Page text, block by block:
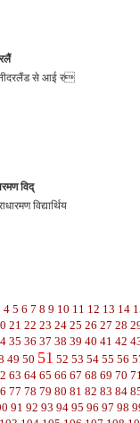
नीदरलैंड से आई र
विद्
विद्यार्थिय
4 5 6 7 8 9 10 11 12 13 14
21 22 23 24 25 26 27 28
35 36 37 38 39 40 41 42
49 50 51 52 53 54 55 56
63 64 65 66 67 68 69 70
77 78 79 80 81 82 83 84
91 92 93 94 95 96 97 98